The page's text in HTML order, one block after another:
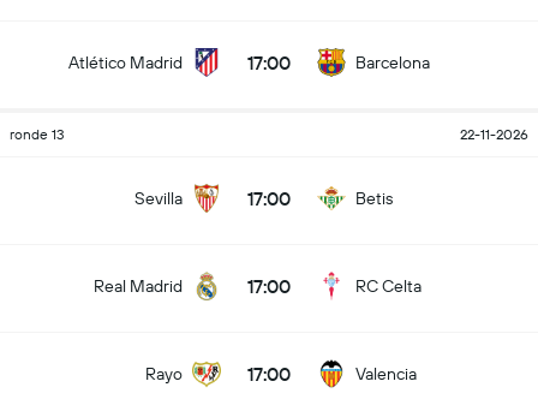
Atlético Madrid 17:00 Barcelona
ronde 13 22-11-2026
Sevilla 17:00 Betis
Real Madrid 17:00 RC Celta
Rayo 17:00 Valencia